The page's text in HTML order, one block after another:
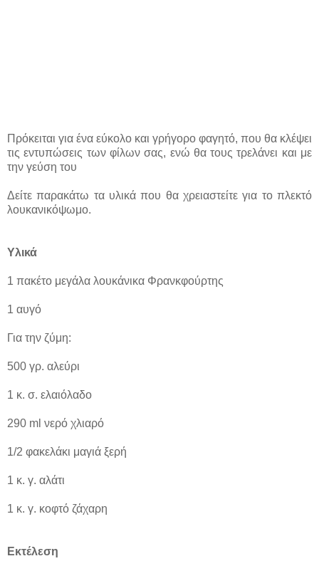
Πρόκειται για ένα εύκολο και γρήγορο φαγητό, που θα κλέψει
τις εντυπώσεις των φίλων σας, ενώ θα τους τρελάνει και με
την γεύση του
Δείτε παρακάτω τα υλικά που θα χρειαστείτε για το πλεκτό
λουκανικόψωμο.
Υλικά
1 πακέτο μεγάλα λουκάνικα Φρανκφούρτης
1 αυγό
Για την ζύμη:
500 γρ. αλεύρι
1 κ. σ. ελαιόλαδο
290 ml νερό χλιαρό
1/2 φακελάκι μαγιά ξερή
1 κ. γ. αλάτι
1 κ. γ. κοφτό ζάχαρη
Εκτέλεση